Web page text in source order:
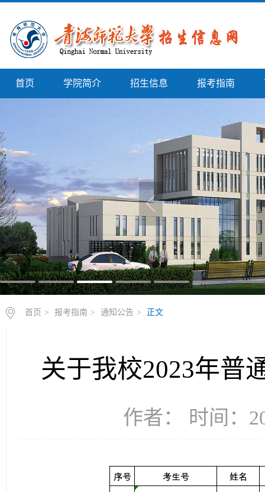
首页 学院简介 招生信息 报考指南
首页 > 报考指南 > 通知公告 > 正文
关于我校2023年普
作者： 时间：